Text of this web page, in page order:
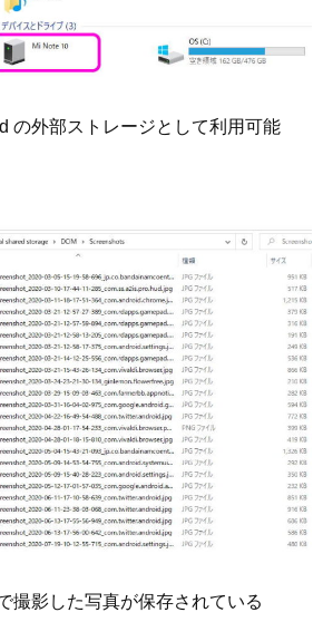
の外部ストレージとして利用可能
撮影した写真が保存されている